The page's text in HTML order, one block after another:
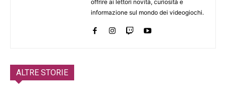
offrire ai lettori novità, curiosità e
informazione sul mondo dei videogiochi.
ALTRE STORIE